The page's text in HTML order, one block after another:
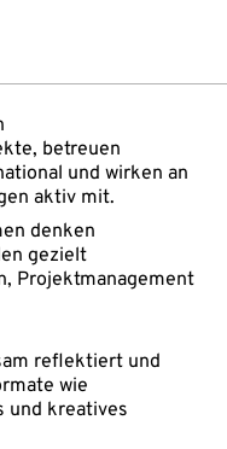
betreuen
und wirken an
aktiv mit.
denken
gezielt
Projektmanagement
reflektiert und
wie
und kreatives